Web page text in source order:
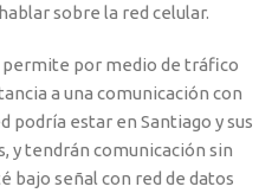
sobre la red celular.
permite por medio de tráfico
a una comunicación con
podría estar en Santiago y sus
y tendrán comunicación sin
bajo señal con red de datos